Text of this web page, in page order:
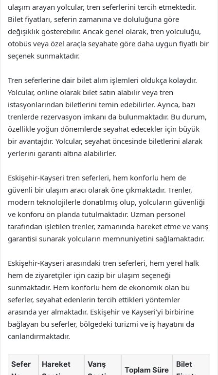
ulaşım arayan yolcular, tren seferlerini tercih etmektedir.
Bilet fiyatları, seferin zamanına ve doluluğuna göre
değişiklik gösterebilir. Ancak genel olarak, tren yolculuğu,
otobüs veya özel araçla seyahate göre daha uygun fiyatlı bir
seçenek sunmaktadır.
Tren seferlerine dair bilet alım işlemleri oldukça kolaydır.
Yolcular, online olarak bilet satın alabilir veya tren
istasyonlarından biletlerini temin edebilirler. Ayrıca, bazı
trenlerde rezervasyon imkanı da bulunmaktadır. Bu durum,
özellikle yoğun dönemlerde seyahat edecekler için büyük
bir avantajdır. Yolcular, seyahat öncesinde biletlerini alarak
yerlerini garanti altına alabilirler.
Eskişehir-Kayseri tren seferleri, hem konforlu hem de
güvenli bir ulaşım aracı olarak öne çıkmaktadır. Trenler,
modern teknolojilerle donatılmış olup, yolcuların güvenliği
ve konforu ön planda tutulmaktadır. Uzman personel
tarafından işletilen trenler, zamanında hareket etme ve varış
garantisi sunarak yolcuların memnuniyetini sağlamaktadır.
Eskişehir-Kayseri arasındaki tren seferleri, hem yerel halk
hem de ziyaretçiler için cazip bir ulaşım seçeneği
sunmaktadır. Hem konforlu hem de ekonomik olan bu
seferler, seyahat edenlerin tercih ettikleri yöntemler
arasında yer almaktadır. Eskişehir ve Kayseri’yi birbirine
bağlayan bu seferler, bölgedeki turizmi ve iş hayatını da
canlandırmaktadır.
Sefer
Hareket
Varış
Toplam Süre
Bilet